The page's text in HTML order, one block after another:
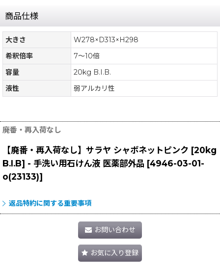
商品仕様
大きさ
W278×D313×H298
希釈倍率
7〜10倍
容量
20kg B.I.B.
液性
弱アルカリ性
廃番・再入荷なし
【廃番・再入荷なし】サラヤ シャボネットピンク [20kg
B.I.B] - 手洗い用石けん液 医薬部外品 [4946-03-01-
o(23133)]
返品特約に関する重要事項
お問い合わせ
お気に入り登録